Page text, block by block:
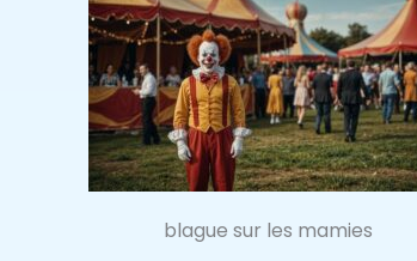
blague sur les mamies